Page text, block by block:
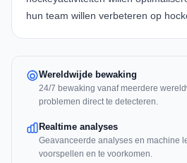
hun team willen verbeteren op
Wereldwijde bewaking
24/7 bewaking vanaf meerdere
problemen direct te detecteren.
Realtime analyses
Geavanceerde analyses en machine
voorspellen en te voorkomen.